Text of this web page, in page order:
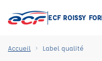
ECF ROISSY
Accueil Label qualité